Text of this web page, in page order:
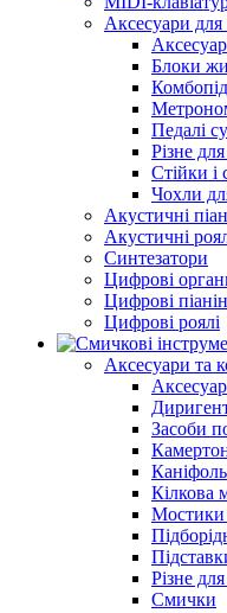
Аксесуари
Блоки
Педалі
Різне
Стійки і
Чохли
Акустичні
Акустичні
Синтезатори
Цифрові
Цифрові
Цифрові роялі
Аксесуари та
Засоби
Каніфоль
Кілкова
Мостики
Різне
Смички